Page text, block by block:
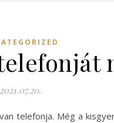
2021.07.20.
telefonja. Még a